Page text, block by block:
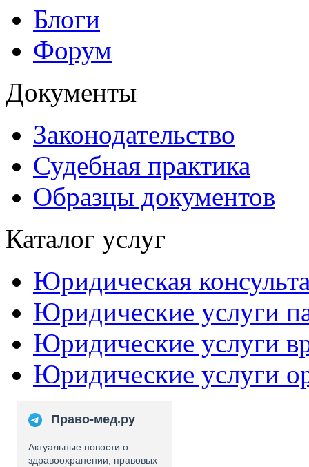
Блоги
Форум
Документы
Законодательство
Судебная практика
Образцы документов
Каталог услуг
Юридическая
Юридические услуги
Юридические услуги
Юридические услуги
Право-мед.ру
Актуальные новости о
здравоохранении, правовых